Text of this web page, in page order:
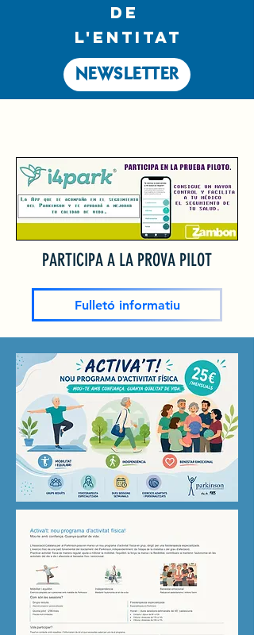
DE
L'ENTITAT
NEWSLETTER
PARTICIPA A LA PROVA PILOT
Fulletó informatiu